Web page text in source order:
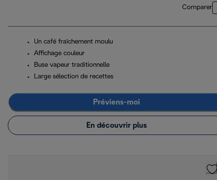
Comparer
Un café fraîchement moulu
Affichage couleur
Buse vapeur traditionnelle
Large sélection de recettes
Préviens-moi
En découvrir plus